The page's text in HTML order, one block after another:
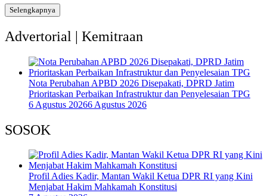
Selengkapnya
Advertorial | Kemitraan
Nota Perubahan APBD 2026 Disepakati, DPRD Jatim
Prioritaskan Perbaikan Infrastruktur dan Penyelesaian TPG
6 Agustus 20266 Agustus 2026
SOSOK
Profil Adies Kadir, Mantan Wakil Ketua DPR RI yang Kini
Menjabat Hakim Mahkamah Konstitusi